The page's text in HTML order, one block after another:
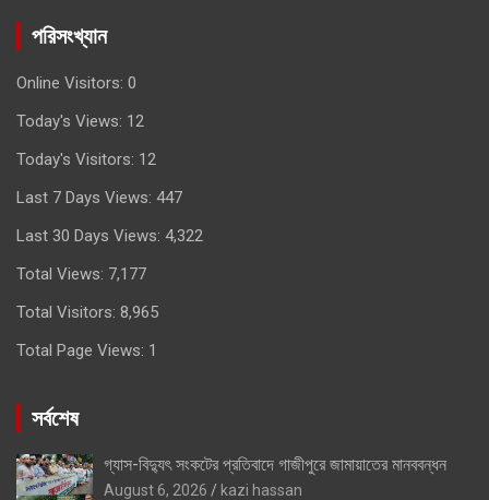
পরিসংখ্যান
Online Visitors: 0
Today's Views: 12
Today's Visitors: 12
Last 7 Days Views: 447
Last 30 Days Views: 4,322
Total Views: 7,177
Total Visitors: 8,965
Total Page Views: 1
সর্বশেষ
গ্যাস-বিদ্যুৎ সংকটের প্রতিবাদে গাজীপুরে জামায়াতের মানববন্ধন
August 6, 2026 kazi hassan